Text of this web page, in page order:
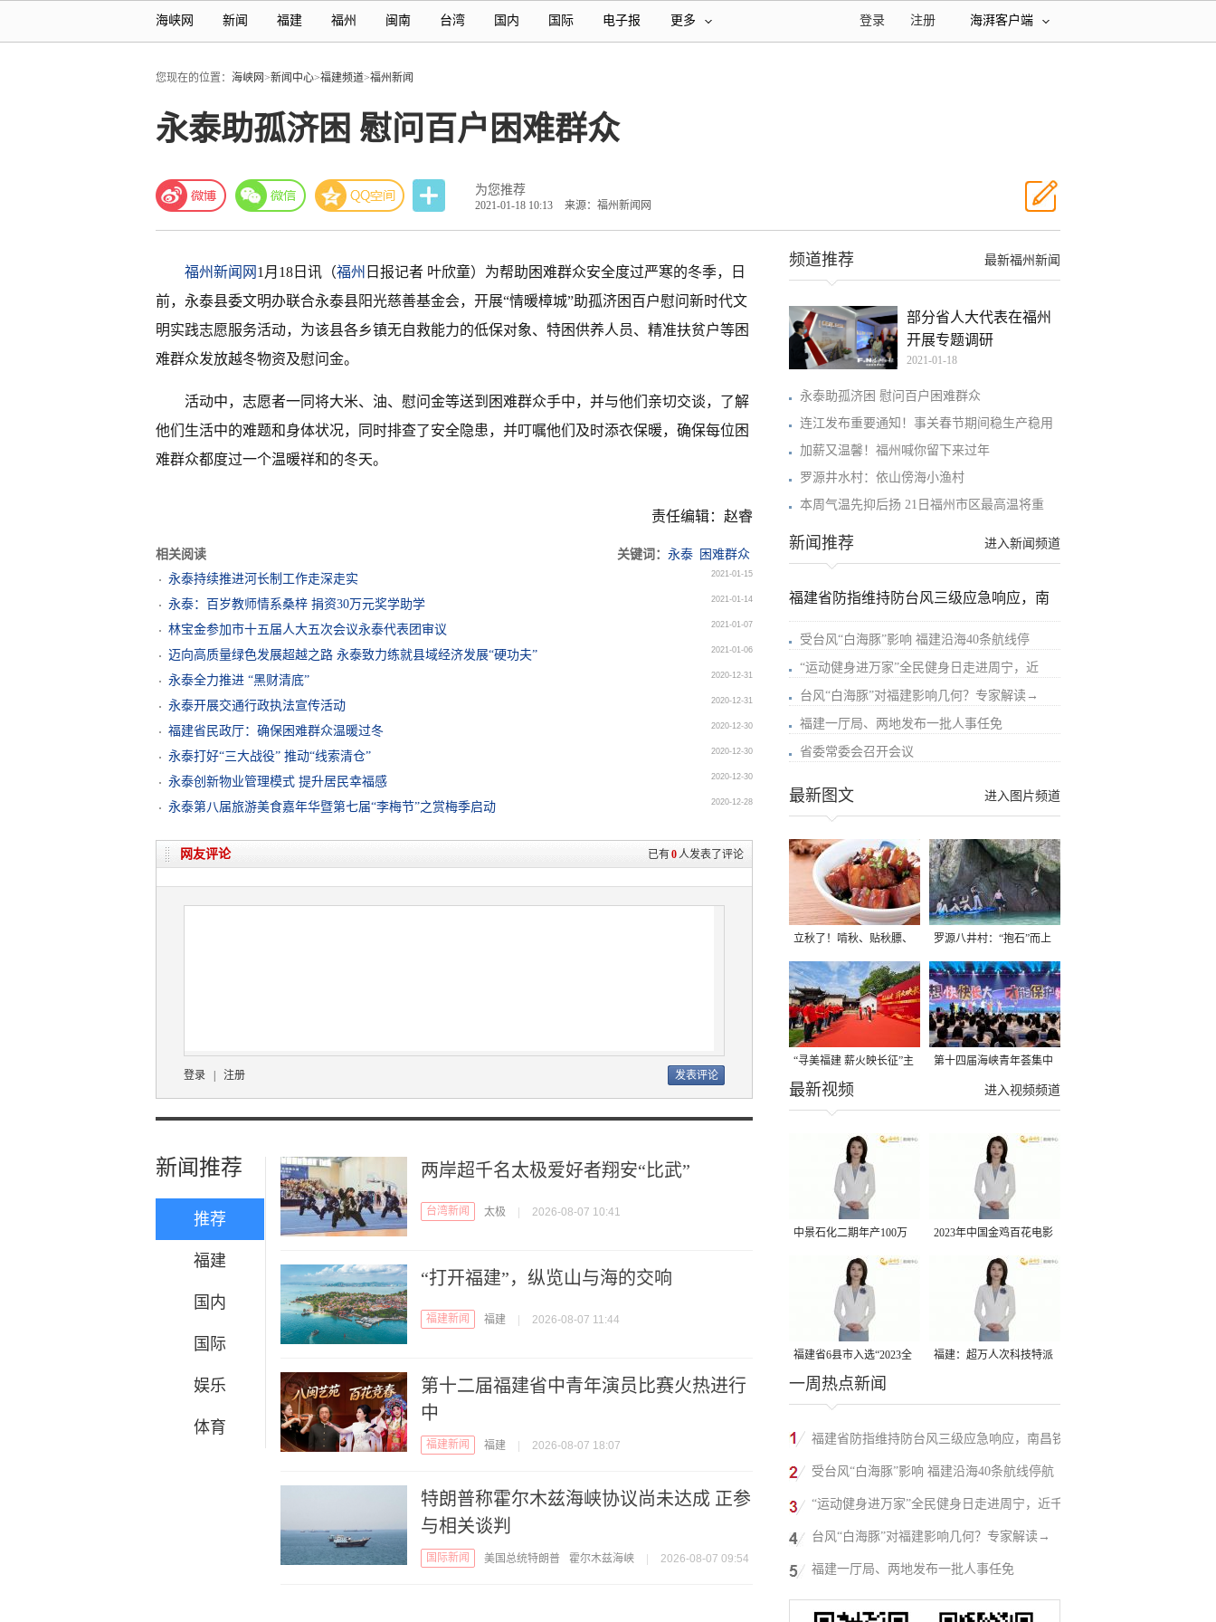
海峡网 新闻 福建 福州 闽南 台湾 国内 国际 电子报 更多 海湃客户端
注册
登录
您现在的位置： 海峡网>新闻中心>福建频道>福州新闻
永泰助孤济困 慰问百户困难群众
为您推荐
2021-01-18 10:13 来源：福州新闻网
福州新闻网 1月18日讯（福州 日报记者 叶欣童）为帮助困难群众安全度过严寒的冬季，日
前，永泰县委文明办联合永泰县阳光慈善基金会，开展“情暖樟城”助孤济困百户慰问新时代文
明实践志愿服务活动，为该县各乡镇无自救能力的低保对象、特困供养人员、精准扶贫户等困
难群众发放越冬物资及慰问金。
活动中，志愿者一同将大米、油、慰问金等送到困难群众手中，并与他们亲切交谈，了解
他们生活中的难题和身体状况，同时排查了安全隐患，并叮嘱他们及时添衣保暖，确保每位困
难群众都度过一个温暖祥和的冬天。
责任编辑：赵睿
相关阅读 关键词： 永泰 困难群众
永泰持续推进河长制工作走深走实
2021-01-15
永泰：百岁教师情系桑梓 捐资30万元奖学助学 2021-01-14
林宝金参加市十五届人大五次会议永泰代表团审议 2021-01-07
迈向高质量绿色发展超越之路 永泰致力练就县域经济发展“硬功夫” 2021-01-06
永泰全力推进 “黑财清底” 2020-12-31
永泰开展交通行政执法宣传活动 2020-12-31
福建省民政厅：确保困难群众温暖过冬 2020-12-30
永泰打好“三大战役” 推动“线索清仓” 2020-12-30
永泰创新物业管理模式 提升居民幸福感 2020-12-30
永泰第八届旅游美食嘉年华暨第七届“李梅节”之赏梅季启动 2020-12-28
已有0人发表了评论
网友评论
登录 注册
新闻推荐
推荐
福建
国内
国际
娱乐
体育
两岸超千名太极爱好者翔安“比武”
台湾新闻 太极 2026-08-07 10:41
“打开福建”，纵览山与海的交响
福建新闻 福建 2026-08-07 11:44
第十二届福建省中青年演员比赛火热进行
中
福建新闻 福建 2026-08-07 18:07
特朗普称霍尔木兹海峡协议尚未达成 正参
与相关谈判
国际新闻 美国总统特朗普 霍尔木兹海峡 2026-08-07 09:54
最新福州新闻
频道推荐
部分省人大代表在福州
开展专题调研
2021-01-18
永泰助孤济困 慰问百户困难群众
连江发布重要通知！事关春节期间稳生产稳用
加薪又温馨！福州喊你留下来过年
罗源井水村：依山傍海小渔村
本周气温先抑后扬 21日福州市区最高温将重
进入新闻频道
新闻推荐
福建省防指维持防台风三级应急响应，南
受台风“白海豚”影响 福建沿海40条航线停
“运动健身进万家”全民健身日走进周宁，近
台风“白海豚”对福建影响几何？专家解读→
福建一厅局、两地发布一批人事任免
省委常委会召开会议
进入图片频道
最新图文
立秋了！啃秋、贴秋膘、
晒秋，福建人这样过才够
味→
罗源八井村：“抱石”而上
“寻美福建 薪火映长征”主
题活动在龙岩长汀启动
第十四届海峡青年荟集中
阶段活动在福州举行
进入视频频道
最新视频
中景石化二期年产100万
吨丙烷脱氢项目建成中交
2023年中国金鸡百花电影
节有福电影巡展31日启动
福建省6县市入选“2023全
国县域发展潜力百强县”
福建：超万人次科技特派
一周热点新闻
福建省防指维持防台风三级应急响应，南昌铁
路停运部分旅客列车→
受台风“白海豚”影响 福建沿海40条航线停航
“运动健身进万家”全民健身日走进周宁，近千
人徒步云端
台风“白海豚”对福建影响几何？专家解读→
福建一厅局、两地发布一批人事任免